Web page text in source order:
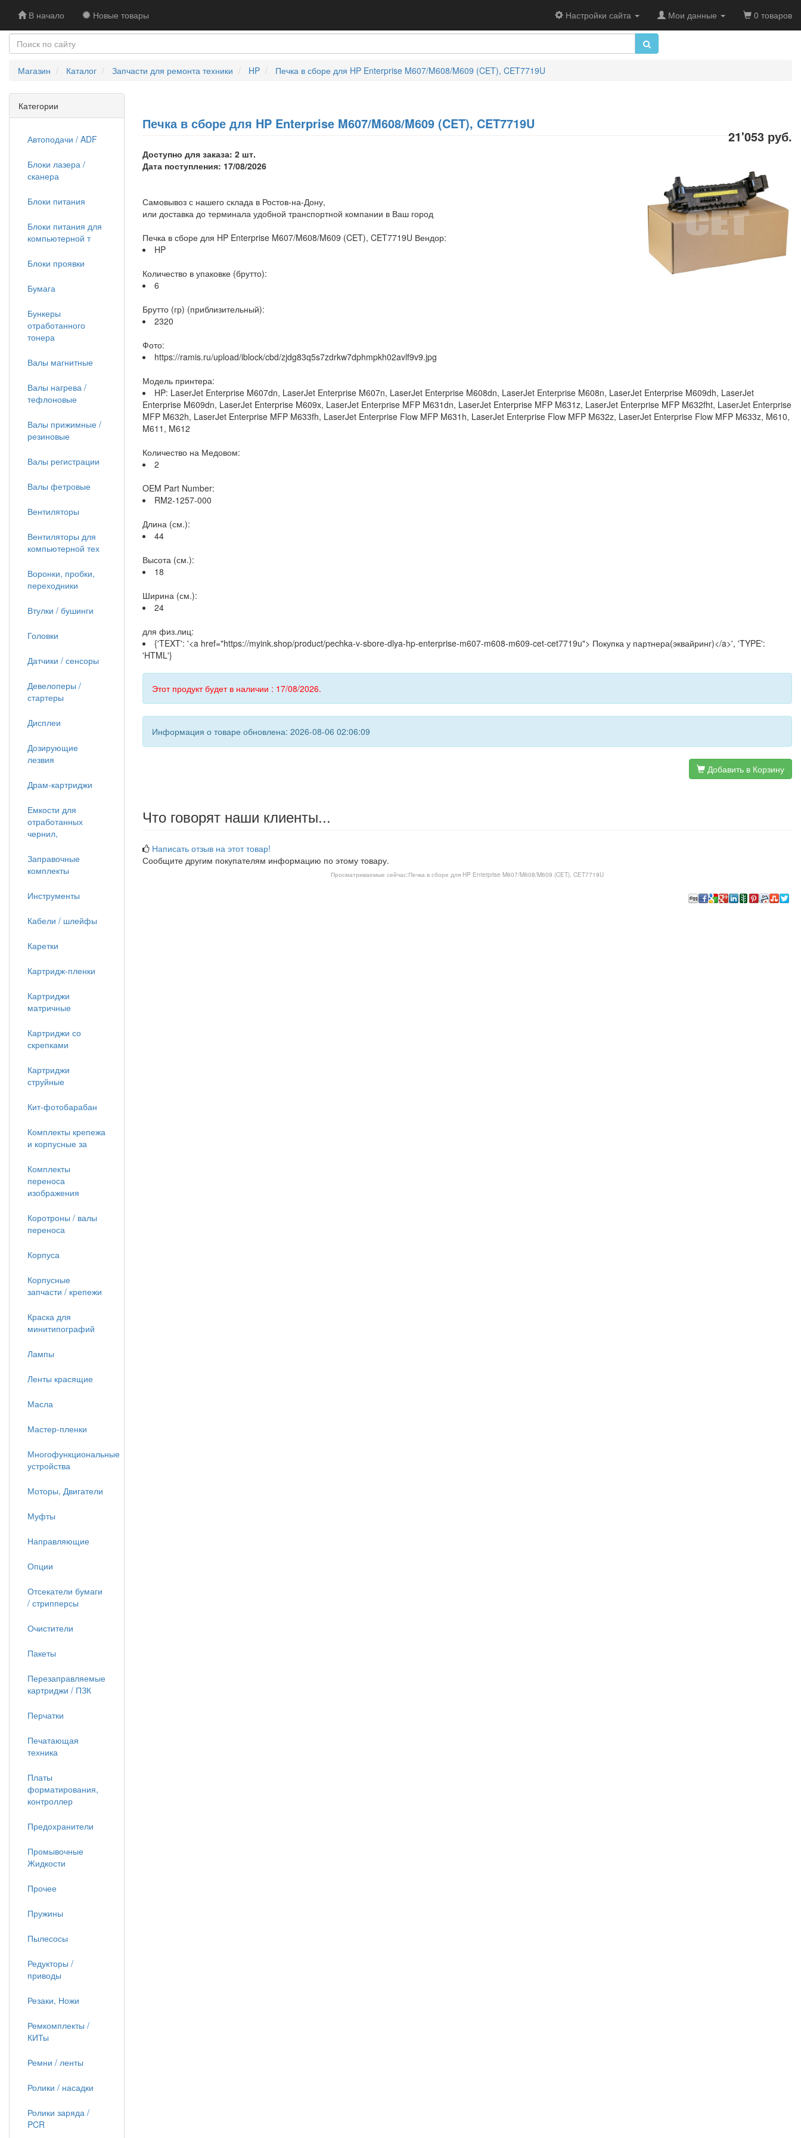
В начало Новые товары Настройки сайта Мои данные 0 товаров
Магазин Каталог Запчасти для ремонта техники HP Печка в сборе для HP Enterprise M607/M608/M609 (CET), CET7719U
Печка в сборе для HP Enterprise M607/M608/M609 (CET), CET7719U
21'053 руб.
Доступно для заказа: 2 шт.
Дата поступления: 17/08/2026
Самовывоз с нашего склада в Ростов-на-Дону,
или доставка до терминала удобной транспортной компании в Ваш город
Печка в сборе для HP Enterprise M607/M608/M609 (CET), CET7719U Вендор:
HP
Количество в упаковке (брутто):
6
Брутто (гр) (приблизительный):
2320
Фото:
https://ramis.ru/upload/iblock/cbd/zjdg83q5s7zdrkw7dphmpkh02avlf9v9.jpg
Модель принтера:
HP: LaserJet Enterprise M607dn, LaserJet Enterprise M607n, LaserJet Enterprise M608dn, LaserJet Enterprise M608n, LaserJet Enterprise M609dh, LaserJet
Enterprise M609dn, LaserJet Enterprise M609x, LaserJet Enterprise MFP M631dn, LaserJet Enterprise MFP M631z, LaserJet Enterprise MFP M632fht, LaserJet Enterprise
MFP M632h, LaserJet Enterprise MFP M633fh, LaserJet Enterprise Flow MFP M631h, LaserJet Enterprise Flow MFP M632z, LaserJet Enterprise Flow MFP M633z, M610,
M611, M612
Количество на Медовом:
2
OEM Part Number:
RM2-1257-000
Длина (см.):
44
Высота (см.):
18
Ширина (см.):
24
для физ.лиц:
{'TEXT': '<a href="https://myink.shop/product/pechka-v-sbore-dlya-hp-enterprise-m607-m608-m609-cet-cet7719u"> Покупка у партнера(эквайринг)</a>', 'TYPE':
'HTML'}
Этот продукт будет в наличии : 17/08/2026.
Информация о товаре обновлена: 2026-08-06 02:06:09
Добавить в Корзину
Что говорят наши клиенты...
Написать отзыв на этот товар!
Сообщите другим покупателям информацию по этому товару.
Просматриваемые сейчас:Печка в сборе для HP Enterprise M607/M608/M609 (CET), CET7719U
Категории
Автоподачи / ADF
Блоки лазера /
сканера
Блоки питания
Блоки питания для
компьютерной т
Блоки проявки
Бумага
Бункеры
отработанного
тонера
Валы магнитные
Валы нагрева /
тефлоновые
Валы прижимные /
резиновые
Валы регистрации
Валы фетровые
Вентиляторы
Вентиляторы для
компьютерной тех
Воронки, пробки,
переходники
Втулки / бушинги
Головки
Датчики / сенсоры
Девелоперы /
стартеры
Дисплеи
Дозирующие
лезвия
Драм-картриджи
Емкости для
отработанных
чернил,
Заправочные
комплекты
Инструменты
Кабели / шлейфы
Каретки
Картридж-пленки
Картриджи
матричные
Картриджи со
скрепками
Картриджи
струйные
Кит-фотобарабан
Комплекты крепежа
и корпусные за
Комплекты
переноса
изображения
Коротроны / валы
переноса
Корпуса
Корпусные
запчасти / крепежи
Краска для
минитипографий
Лампы
Ленты красящие
Масла
Мастер-пленки
Многофункциональные
устройства
Моторы, Двигатели
Муфты
Направляющие
Опции
Отсекатели бумаги
/ стрипперсы
Очистители
Пакеты
Перезаправляемые
картриджи / ПЗК
Перчатки
Печатающая
техника
Платы
форматирования,
контроллер
Предохранители
Промывочные
Жидкости
Прочее
Пружины
Пылесосы
Редукторы /
приводы
Резаки, Ножи
Ремкомплекты /
КИТы
Ремни / ленты
Ролики / насадки
Ролики заряда /
PCR